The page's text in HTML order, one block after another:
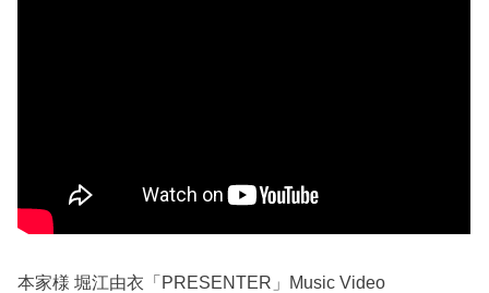
本家様 堀江由衣「PRESENTER」Music Video